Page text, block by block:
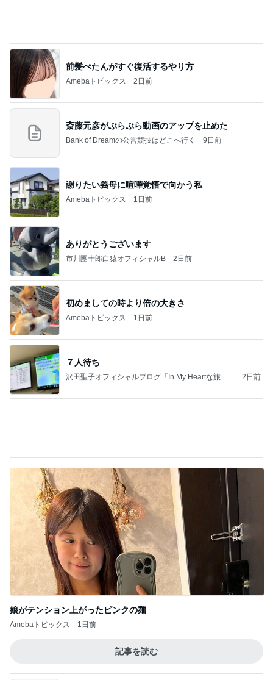
前髪ぺたんがすぐ復活するやり方
Amebaトピックス 2日前
斎藤元彦がぶらぶら動画のアップを止めた
Bank of Dreamの公営競技はどこへ行く 9日前
謝りたい義母に喧嘩覚悟で向かう私
Amebaトピックス 1日前
ありがとうございます
市川團十郎白猿オフィシャルB 2日前
初めましての時より倍の大きさ
Amebaトピックス 1日前
７人待ち
沢田聖子オフィシャルブログ「In My Heartな旅日
2日前
娘がテンション上がったピンクの麺
Amebaトピックス 1日前
記事を読む